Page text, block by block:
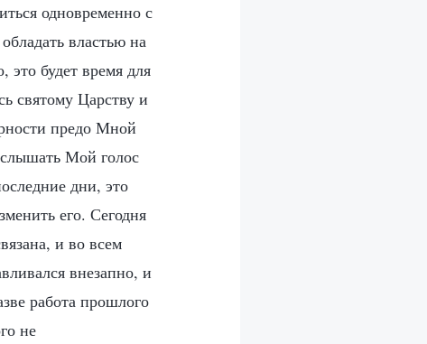
одновременно с
властью на
это будет время для
святому Царству и
предо Мной
Мой голос
дни, это
его. Сегодня
и во всем
внезапно, и
работа прошлого
не